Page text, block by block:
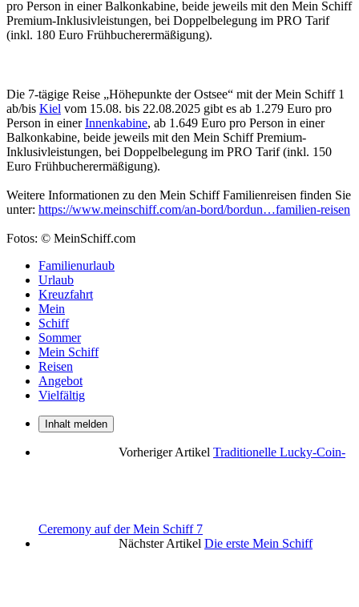
pro Person in einer Balkonkabine, beide jeweils mit den Mein Schiff
Premium-Inklusivleistungen, bei Doppelbelegung im PRO Tarif
(inkl. 180 Euro Frühbucherermäßigung).
Die 7-tägige Reise „Höhepunkte der Ostsee“ mit der Mein Schiff 1
ab/bis Kiel vom 15.08. bis 22.08.2025 gibt es ab 1.279 Euro pro
Person in einerInnenkabine, ab 1.649 Euro pro Person in einer
Balkonkabine, beide jeweils mit den Mein Schiff Premium-
Inklusivleistungen, bei Doppelbelegung im PRO Tarif (inkl. 150
Euro Frühbucherermäßigung).
Weitere Informationen zu den Mein Schiff Familienreisen finden Sie
unter: https://www.meinschiff.com/an-bord/bordun…familien-reisen
Fotos: © MeinSchiff.com
Familienurlaub
Urlaub
Kreuzfahrt
Mein
Schiff
Sommer
Mein Schiff
Reisen
Angebot
Vielfältig
Inhalt melden
Vorheriger Artikel Traditionelle Lucky-Coin-
Ceremony auf der Mein Schiff 7
Nächster Artikel Die erste Mein Schiff